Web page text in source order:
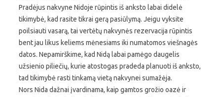
Pradėjus nakvyne Nidoje rūpintis iš anksto labai didelė
tikimybė, kad rasite tikrai gerą pasiūlymą. Jeigu vyksite
poilsiauti vasarą, tai vertėtų nakvynės rezervacija rūpintis
bent jau likus keliems mėnesiams iki numatomos viešnagės
datos. Nepamirškime, kad Nidą labai pamėgo daugelis
užsienio piliečių, kurie atostogas pradeda planuoti iš anksto,
tad tikimybė rasti tinkamą vietą nakvynei sumažėja.
Nors Nida dažnai įvardinama, kaip gamtos grožio oazė ir